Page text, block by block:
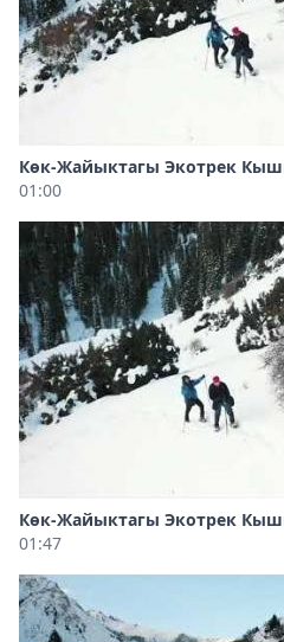
Көк-Жайыктагы Экотрек
01:00
Көк-Жайыктагы Экотрек
01:47